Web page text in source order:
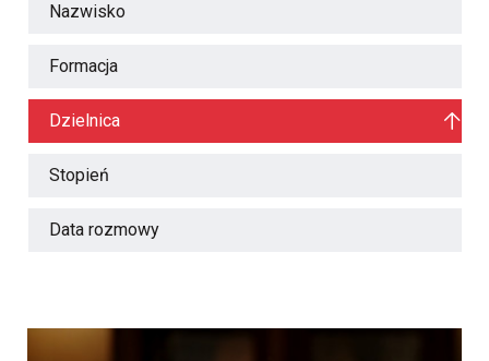
Nazwisko
Formacja
Dzielnica
Stopień
Data rozmowy